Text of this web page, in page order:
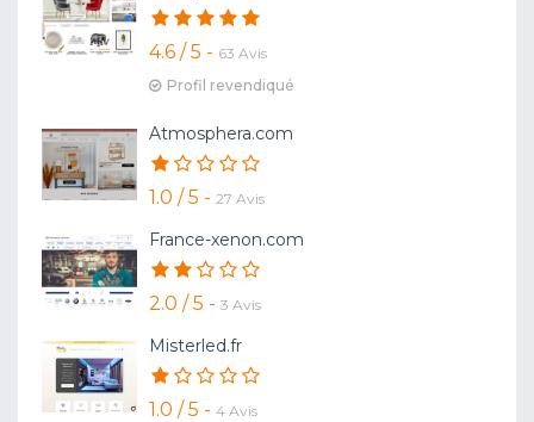
4.6 / 5 - 63 Avis
Profil revendiqué
Atmosphera.com
1.0 / 5 - 27 Avis
France-xenon.com
2.0 / 5 - 3 Avis
Misterled.fr
1.0 / 5 - 4 Avis